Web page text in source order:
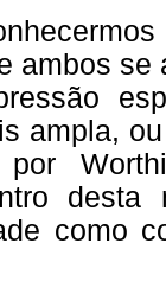
ambos
ampla,
por
como